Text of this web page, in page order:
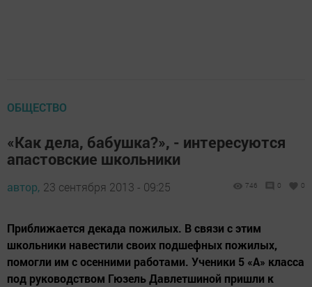
ОБЩЕСТВО
«Как дела, бабушка?», - интересуются
апастовские школьники
автор, 23 сентября 2013 - 09:25 746 0 0
Приближается декада пожилых. В связи с этим
школьники навестили своих подшефных пожилых,
помогли им с осенними работами. Ученики 5 «А» класса
под руководством Гюзель Давлетшиной пришли к